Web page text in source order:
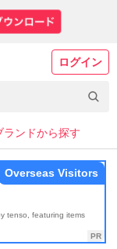
ログイン
ランドから探す
tenso, featuring items
Overseas Visitors